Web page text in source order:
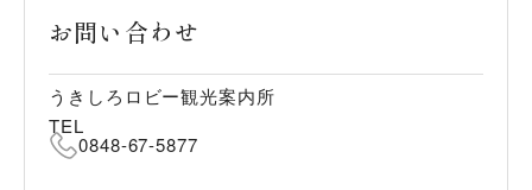
お問い合わせ
うきしろロビー観光案内所
TEL
0848-67-5877